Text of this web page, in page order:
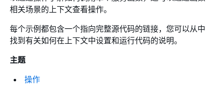
相关场景的上下文查看操作。
每个示例都包含一个指向完整源代码的链接，您可以从中
找到有关如何在上下文中设置和运行代码的说明。
主题
操作